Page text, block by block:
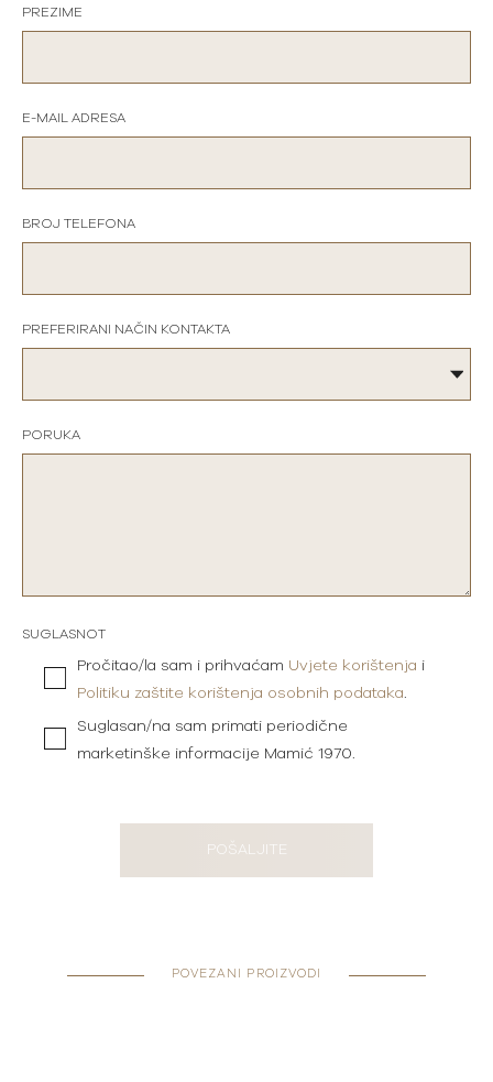
PREZIME
E-MAIL ADRESA
BROJ TELEFONA
PREFERIRANI NAČIN KONTAKTA
PORUKA
SUGLASNOT
Pročitao/la sam i prihvaćam Uvjete korištenja i
Politiku zaštite korištenja osobnih podataka.
Suglasan/na sam primati periodične
marketinške informacije Mamić 1970.
POŠALJITE
POVEZANI PROIZVODI